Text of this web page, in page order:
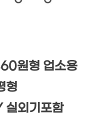
원형 업소용
형
외기포함